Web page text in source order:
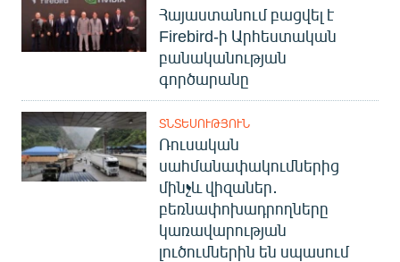
Հայաստանում բացվել է
Firebird-ի Արհեստական
բանականության
գործարանը
ՏՆՏԵՍՈՒԹՅՈՒՆ
Ռուսական
սահմանափակումներից
մինչև վիզաներ․
բեռնափոխադրողները
կառավարության
լուծումներին են սպասում